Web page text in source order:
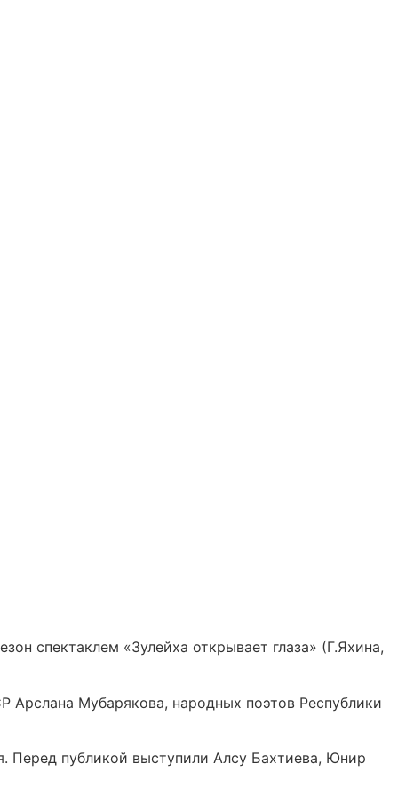
спектаклем «Зулейха открывает глаза» (Г.Яхина,
Арслана Мубарякова, народных поэтов Республики
Перед публикой выступили Алсу Бахтиева, Юнир